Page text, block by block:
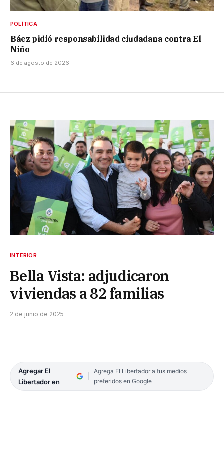
POLÍTICA
Báez pidió responsabilidad ciudadana contra El
Niño
6 de agosto de 2026
INTERIOR
Bella Vista: adjudicaron
viviendas a 82 familias
2 de junio de 2025
Agregar El
Libertador en
Agrega El Libertador a tus medios
preferidos en Google